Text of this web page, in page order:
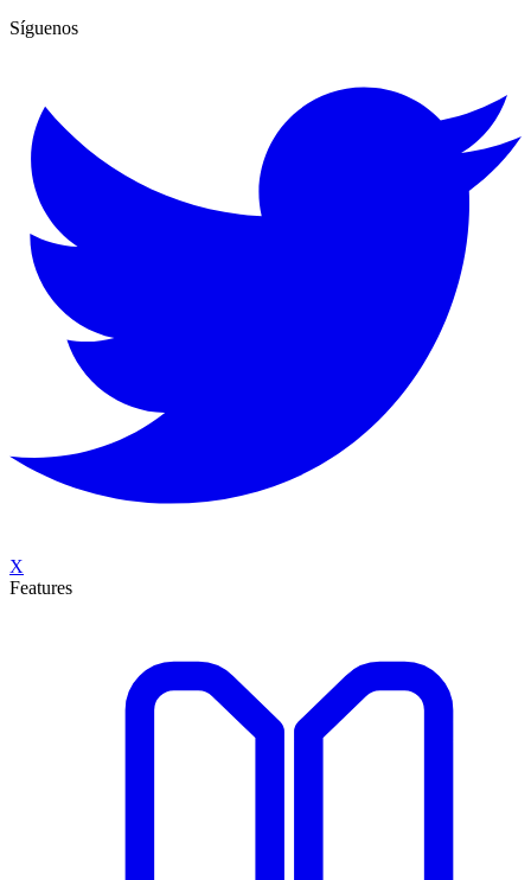
Síguenos
X
Features